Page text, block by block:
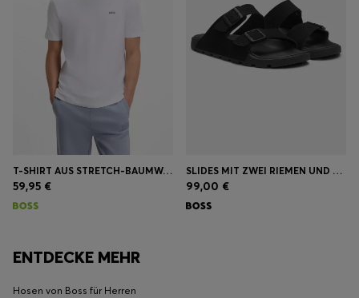
T-SHIRT AUS STRETCH-BAUMWOLLE
59,95 €
SLIDES MIT ZWEI RIEMEN UND LOGO-SCHLIESSE
99,00 €
ENTDECKE MEHR
Hosen von Boss für Herren